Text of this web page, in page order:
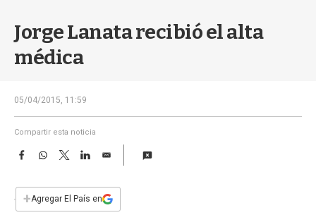
e
Jorge Lanata recibió el alta
médica
05/04/2015, 11:59
Compartir esta noticia
F
e
b
W
s
T
w
t
L
E
i
l
+Agregar El País en